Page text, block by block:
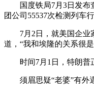
国度铁局7月3日发布查
团公司55537次检测列车
7月2日，就美国企业家
道，“我和埃隆的关系很
时间7月1日，特朗普正
须眉思疑“老婆”有外遇